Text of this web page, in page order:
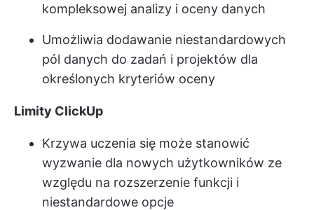
kompleksowej analizy i oceny danych
Umożliwia dodawanie niestandardowych
pól danych do zadań i projektów dla
określonych kryteriów oceny
Limity ClickUp
Krzywa uczenia się może stanowić
wyzwanie dla nowych użytkowników ze
względu na rozszerzenie funkcji i
niestandardowe opcje